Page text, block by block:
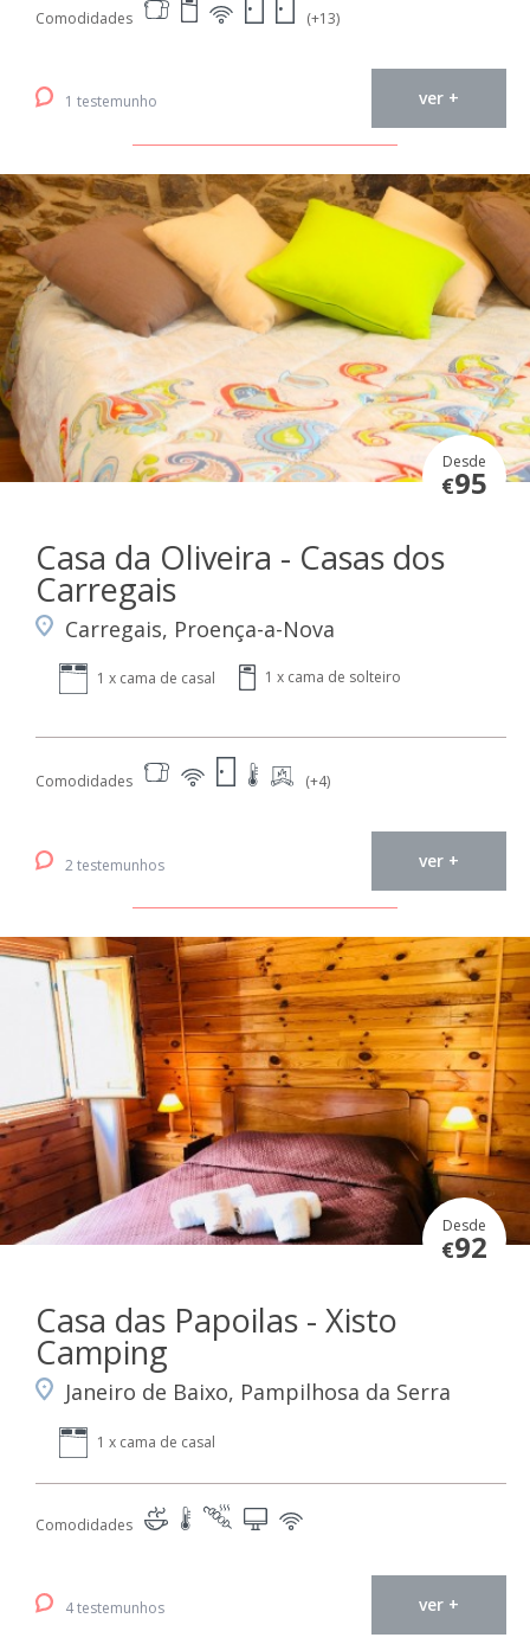
Comodidades (+13)
1 testemunho ver +
Desde
€95
Casa da Oliveira - Casas dos
Carregais
Carregais, Proença-a-Nova
1 x cama de casal 1 x cama de solteiro
Comodidades (+4)
2 testemunhos ver +
Desde
€92
Casa das Papoilas - Xisto
Camping
Janeiro de Baixo, Pampilhosa da Serra
1 x cama de casal
Comodidades
4 testemunhos ver +